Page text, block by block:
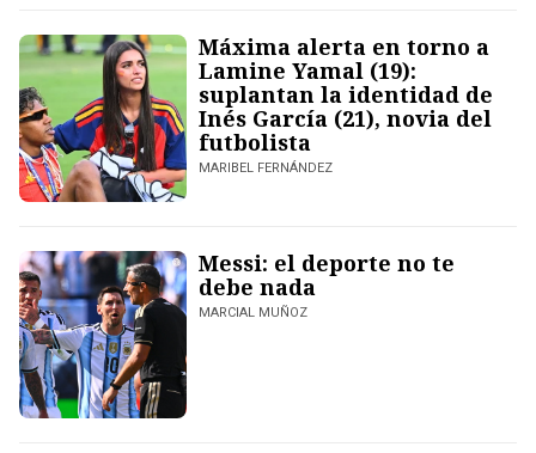
Máxima alerta en torno a
Lamine Yamal (19):
suplantan la identidad de
Inés García (21), novia del
futbolista
MARIBEL FERNÁNDEZ
Messi: el deporte no te
debe nada
MARCIAL MUÑOZ